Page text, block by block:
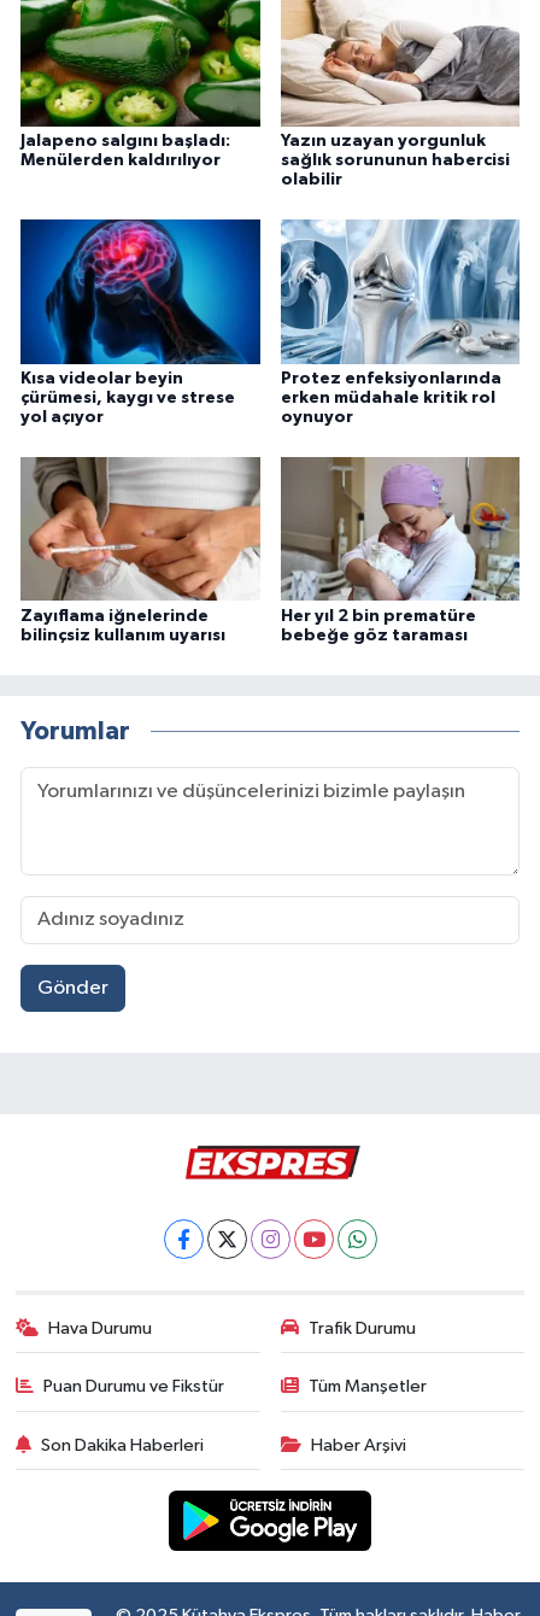
Jalapeno salgını başladı:
Menülerden kaldırılıyor
Yazın uzayan yorgunluk
sağlık sorununun habercisi
olabilir
Kısa videolar beyin
çürümesi, kaygı ve strese
yol açıyor
Protez enfeksiyonlarında
erken müdahale kritik rol
oynuyor
Zayıflama iğnelerinde
bilinçsiz kullanım uyarısı
Her yıl 2 bin prematüre
bebeğe göz taraması
Yorumlar
Gönder
Hava Durumu Trafik Durumu
Puan Durumu ve Fikstür Tüm Manşetler
Son Dakika Haberleri Haber Arşivi